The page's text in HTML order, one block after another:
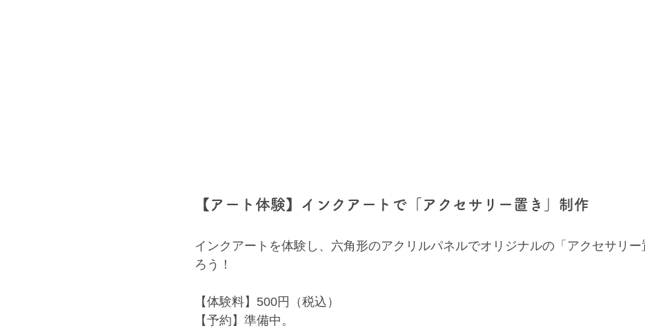
【アート体験】インクアートで「アクセサリー置き」制作
インクアートを体験し、六角形のアクリルパネルでオリジナルの「アクセサリ
ろう！
【体験料】500円（税込）
【予約】準備中。